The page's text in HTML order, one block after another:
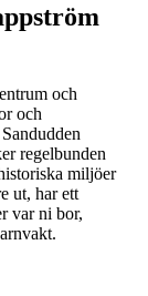
och
och
regelbunden
miljöer
ut, har ett
var ni bor,